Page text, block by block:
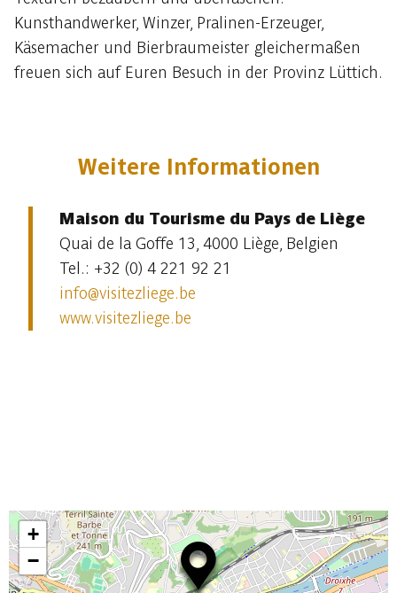
Kunsthandwerker, Winzer, Pralinen-Erzeuger,
Käsemacher und Bierbraumeister gleichermaßen
freuen sich auf Euren Besuch in der Provinz Lüttich.
Weitere Informationen
Maison du Tourisme du Pays de Liège
Quai de la Goffe 13, 4000 Liège, Belgien
Tel.: +32 (0) 4 221 92 21
info@visitezliege.be
www.visitezliege.be
+
−